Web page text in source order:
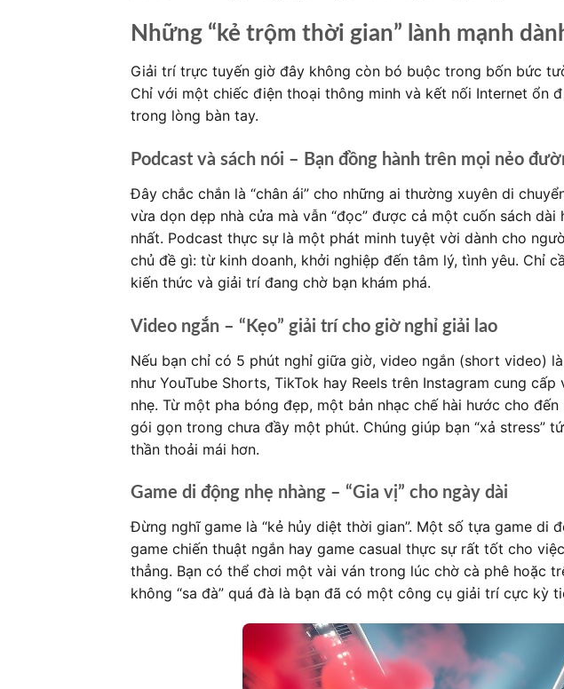
Những “kẻ trộm thời gian” lành mạnh
Giải trí trực tuyến giờ đây không còn bó buộc trong bốn bức
Chỉ với một chiếc điện thoại thông minh và kết nối Internet ổn
trong lòng bàn tay.
Podcast và sách nói – Bạn đồng hành trên mọi nẻo
Đây chắc chắn là “chân ái” cho những ai thường xuyên di
vừa dọn dẹp nhà cửa mà vẫn “đọc” được cả một cuốn sách
nhất. Podcast thực sự là một phát minh tuyệt vời dành cho
chủ đề gì: từ kinh doanh, khởi nghiệp đến tâm lý, tình yêu. Chỉ
kiến thức và giải trí đang chờ bạn khám phá.
Video ngắn – “Kẹo” giải trí cho giờ nghỉ giải lao
Nếu bạn chỉ có 5 phút nghỉ giữa giờ, video ngắn (short video)
như YouTube Shorts, TikTok hay Reels trên Instagram cung
nhẹ. Từ một pha bóng đẹp, một bản nhạc chế hài hước cho
gói gọn trong chưa đầy một phút. Chúng giúp bạn “xả stress”
thần thoải mái hơn.
Game di động nhẹ nhàng – “Gia vị” cho ngày dài
Đừng nghĩ game là “kẻ hủy diệt thời gian”. Một số tựa game di
game chiến thuật ngắn hay game casual thực sự rất tốt cho
thẳng. Bạn có thể chơi một vài ván trong lúc chờ cà phê hoặc
không “sa đà” quá đà là bạn đã có một công cụ giải trí cực kỳ